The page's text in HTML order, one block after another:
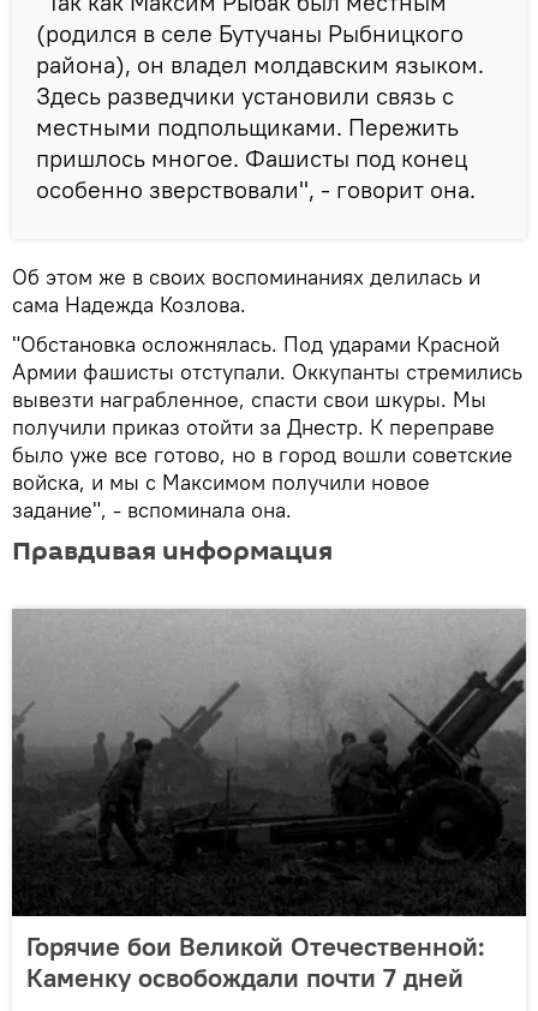
(родился в селе Бутучаны Рыбницкого
района), он владел молдавским языком.
Здесь разведчики установили связь с
местными подпольщиками. Пережить
пришлось многое. Фашисты под конец
особенно зверствовали", - говорит она.
Об этом же в своих воспоминаниях делилась и
сама Надежда Козлова.
"Обстановка осложнялась. Под ударами Красной
Армии фашисты отступали. Оккупанты стремились
вывезти награбленное, спасти свои шкуры. Мы
получили приказ отойти за Днестр. К переправе
было уже все готово, но в город вошли советские
войска, и мы с Максимом получили новое
задание", - вспоминала она.
Правдивая информация
Горячие бои Великой Отечественной:
Каменку освобождали почти 7 дней